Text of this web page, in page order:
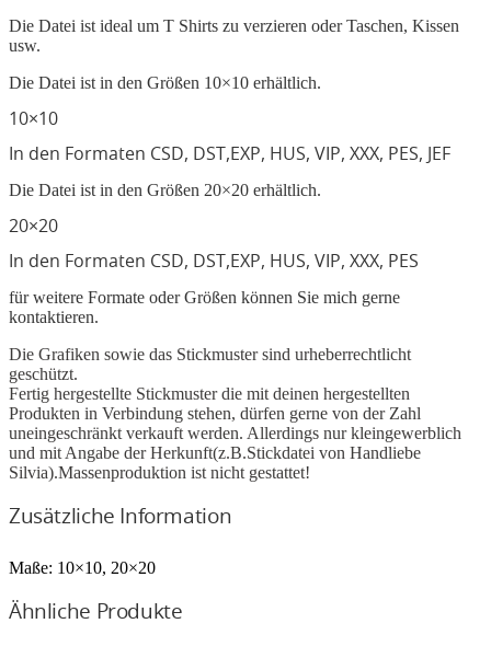
Die Datei ist ideal um T Shirts zu verzieren oder Taschen, Kissen
usw.
Die Datei ist in den Größen 10×10 erhältlich.
10×10
In den Formaten CSD, DST,EXP, HUS, VIP, XXX, PES, JEF
Die Datei ist in den Größen 20×20 erhältlich.
20×20
In den Formaten CSD, DST,EXP, HUS, VIP, XXX, PES
für weitere Formate oder Größen können Sie mich gerne
kontaktieren.
Die Grafiken sowie das Stickmuster sind urheberrechtlicht
geschützt.
Fertig hergestellte Stickmuster die mit deinen hergestellten
Produkten in Verbindung stehen, dürfen gerne von der Zahl
uneingeschränkt verkauft werden. Allerdings nur kleingewerblich
und mit Angabe der Herkunft(z.B.Stickdatei von Handliebe
Silvia).Massenproduktion ist nicht gestattet!
Zusätzliche Information
Maße: 10×10, 20×20
Ähnliche Produkte